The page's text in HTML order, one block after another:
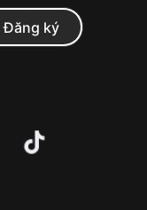
Đăng ký